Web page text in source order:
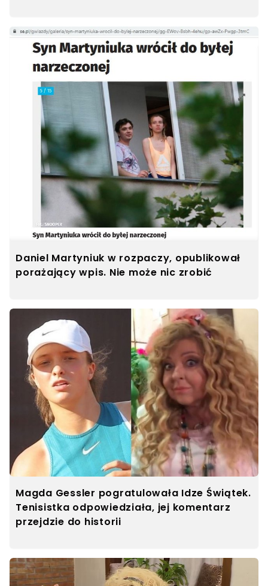
Daniel Martyniuk w rozpaczy, opublikował
porażający wpis. Nie może nic zrobić
Magda Gessler pogratulowała Idze Świątek.
Tenisistka odpowiedziała, jej komentarz
przejdzie do historii